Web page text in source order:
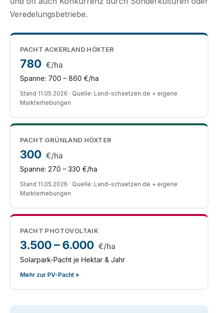
Veredelungsbetriebe.
PACHT ACKERLAND HÖXTER
780 €/ha
Spanne: 700 – 860 €/ha
Stand 11.05.2026 · Quelle: Land-schaetzen.de + eigene
Markterhebungen
PACHT GRÜNLAND HÖXTER
300 €/ha
Spanne: 270 – 330 €/ha
Stand 11.05.2026 · Quelle: Land-schaetzen.de + eigene
Markterhebungen
PACHT PHOTOVOLTAIK
3.500 – 6.000 €/ha
Solarpark-Pacht je Hektar & Jahr
Mehr zur PV-Pacht »